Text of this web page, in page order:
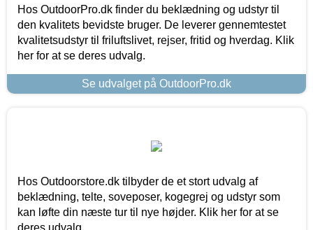
Hos OutdoorPro.dk finder du beklædning og udstyr til
den kvalitets bevidste bruger. De leverer gennemtestet
kvalitetsudstyr til friluftslivet, rejser, fritid og hverdag. Klik
her for at se deres udvalg.
Se udvalget på OutdoorPro.dk
Hos Outdoorstore.dk tilbyder de et stort udvalg af
beklædning, telte, soveposer, kogegrej og udstyr som
kan løfte din næste tur til nye højder. Klik her for at se